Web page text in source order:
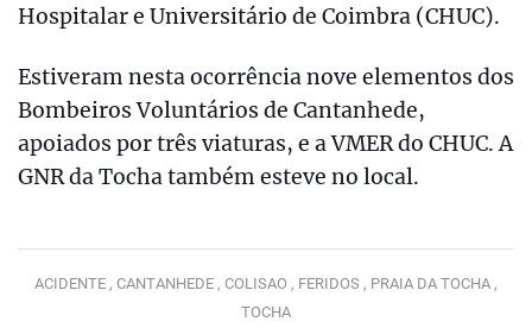
Hospitalar e Universitário de Coimbra (CHUC).
Estiveram nesta ocorrência nove elementos dos
Bombeiros Voluntários de Cantanhede,
apoiados por três viaturas, e a VMER do CHUC. A
GNR da Tocha também esteve no local.
ACIDENTE , CANTANHEDE , COLISAO , FERIDOS , PRAIA DA TOCHA ,
TOCHA